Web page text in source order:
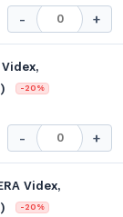
- +
Videx,
-20%
- +
Videx,
-20%